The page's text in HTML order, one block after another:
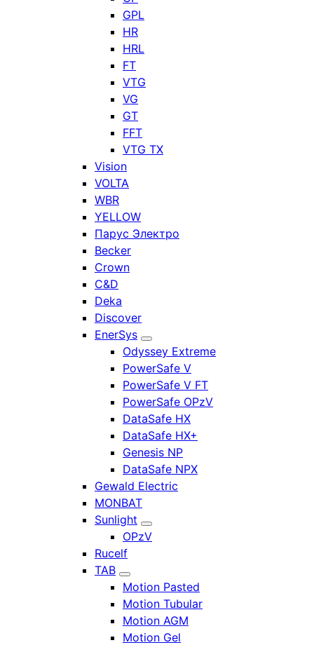
GPL
HR
HRL
FT
VTG
VG
GT
FFT
VTG TX
Vision
VOLTA
WBR
YELLOW
Парус Электро
Becker
Crown
C&D
Deka
Discover
EnerSys
Odyssey Extreme
PowerSafe V
PowerSafe V FT
PowerSafe OPzV
DataSafe HX
DataSafe HX+
Genesis NP
DataSafe NPX
Gewald Electric
MONBAT
Sunlight
OPzV
Rucelf
TAB
Motion Pasted
Motion Tubular
Motion AGM
Motion Gel